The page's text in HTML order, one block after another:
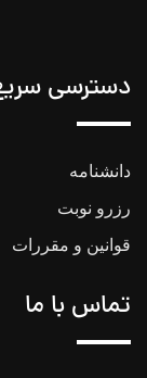
دسترسی
دانشنامه
رزرو نوبت
قوانین و مقررات
تماس با ما